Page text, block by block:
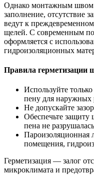
Однако монтажным швом
заполнение, отсутствие
ведут к
щелей. С современным
оформляется с
гидроизоляционных
Правила герметизации
Используйте
пену для наружных
Не допускайте
Обеспечьте
пена не
Пароизоляционная
помещения,
Герметизация — залог
микроклимата и